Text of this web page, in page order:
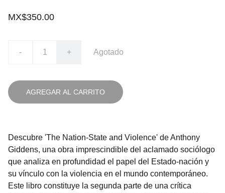
MX$350.00
- + Agotado
AGREGAR AL CARRITO
Descubre 'The Nation-State and Violence' de Anthony
Giddens, una obra imprescindible del aclamado sociólogo
que analiza en profundidad el papel del Estado-nación y
su vínculo con la violencia en el mundo contemporáneo.
Este libro constituye la segunda parte de una crítica